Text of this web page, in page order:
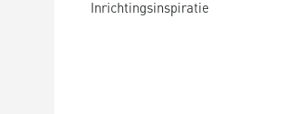
Inrichtingsinspiratie